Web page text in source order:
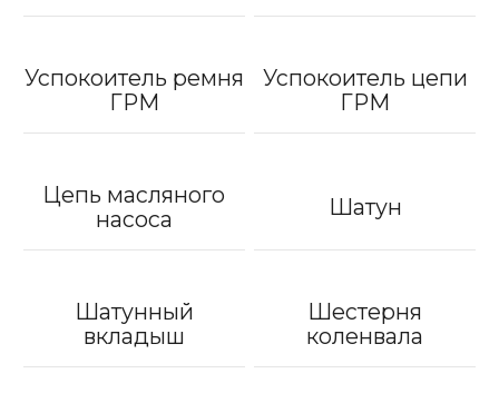
Успокоитель ремня
ГРМ
Успокоитель цепи
ГРМ
Цепь масляного
насоса
Шатун
Шатунный
вкладыш
Шестерня
коленвала